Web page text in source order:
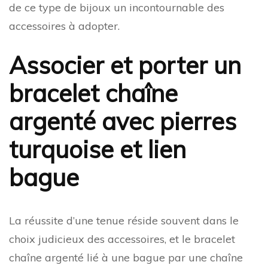
de ce type de bijoux un incontournable des
accessoires à adopter.
Associer et porter un
bracelet chaîne
argenté avec pierres
turquoise et lien
bague
La réussite d’une tenue réside souvent dans le
choix judicieux des accessoires, et le bracelet
chaîne argenté lié à une bague par une chaîne